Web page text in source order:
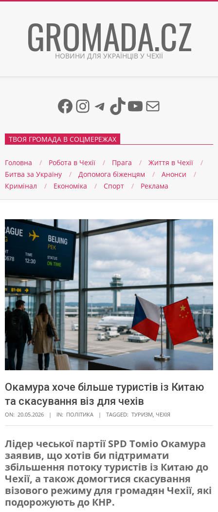
GROMADA.CZ
НОВИНИ ДЛЯ УКРАЇНЦІВ У ЧЕХІЇ
Facebook
Instagram
Telegram
TikTok
YouTube
Mail
ТВОЯ ГРОМАДА В СОЦМЕРЕЖАХ
Головна Робота в Чехії Прага
Життя в Чеxії
Битва за Україну
Допомога біженцям
Анонси
Кримінал
Економіка Спорт Реклама
Окамура хоче більше туристів із Китаю
та скасування віз для чехів
ON: 20.05.2026 IN: ПОЛІТИКА TAGGED: ТУРИЗМ, ЧЕХІЯ
О
к
а
м
Лідер чеської партії SPD Томіо Окамура
заявив, що хотів би підтримати
збільшення потоку туристів із Китаю до
Чехії, а також домогтися скасування
візового режиму для громадян Чехії, які
подорожують до КНР.